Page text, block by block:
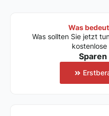
Was
Was sollten Sie jetzt